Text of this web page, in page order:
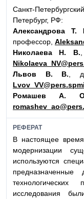
Санкт-
Петербург, РФ:
Александрова Т.
профессор,
Николаева Н. В.
Львов В. В.,
Ромашев А.
РЕФЕРАТ
В настоящее
модернизации
используются
предназначенные
исследования